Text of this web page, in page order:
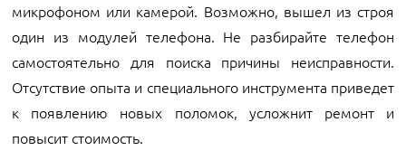
микрофоном или камерой. Возможно, вышел из строя
один из модулей телефона. Не разбирайте телефон
самостоятельно для поиска причины неисправности.
Отсутствие опыта и специального инструмента приведет
к появлению новых поломок, усложнит ремонт и
повысит стоимость.